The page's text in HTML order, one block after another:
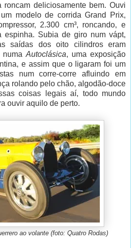
deliciosamente bem. Ouvi
modelo de corrida Grand Prix,
2.300 cm³, roncando, e
espinha. Subia de giro num vápt,
saídas dos oito cilindros eram
Autoclásica, uma exposição
e assim que o ligaram foi um
num corre-corre afluindo em
rolando pelo chão, algodão-doce
coisas legais aí, todo mundo
ouvir aquilo de perto.
ao volante (foto: Quatro Rodas)